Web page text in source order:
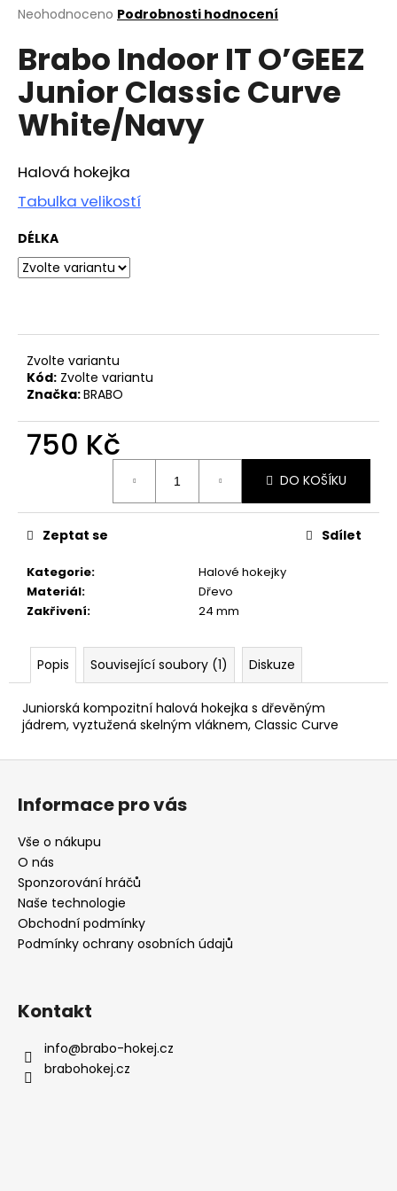
Průměrné
produktu
je
0,0
z
5
hvězdiček.
Neohodnoceno Podrobnosti hodnocení
Brabo Indoor IT O’GEEZ
Junior Classic Curve
White/Navy
Halová hokejka
Tabulka velikostí
DÉLKA
Zvolte variantu
Kód: Zvolte variantu
Značka:BRABO
750 Kč
DO KOŠÍKU
Kategorie:
Halové hokejky
Materiál:
Dřevo
Zakřivení: 24 mm
Zeptat se Sdílet
Popis Související soubory (1) Diskuze
Juniorská kompozitní halová hokejka s dřevěným
jádrem, vyztužená skelným vláknem, Classic Curve
a
j
í
t
?
D
o
u
č
u
Z
Informace pro vás
Vše o nákupu
O nás
Sponzorování hráčů
Naše technologie
Obchodní podmínky
Podmínky ochrany osobních údajů
Kontakt
info@brabo-hokej.cz
brabohokej.cz